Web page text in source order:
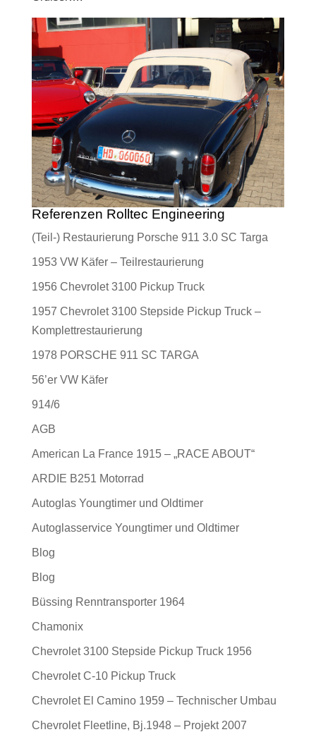
Referenzen Rolltec Engineering
(Teil-) Restaurierung Porsche 911 3.0 SC Targa
1953 VW Käfer – Teilrestaurierung
1956 Chevrolet 3100 Pickup Truck
1957 Chevrolet 3100 Stepside Pickup Truck –
Komplettrestaurierung
1978 PORSCHE 911 SC TARGA
56’er VW Käfer
914/6
AGB
American La France 1915 – „RACE ABOUT“
ARDIE B251 Motorrad
Autoglas Youngtimer und Oldtimer
Autoglasservice Youngtimer und Oldtimer
Blog
Blog
Büssing Renntransporter 1964
Chamonix
Chevrolet 3100 Stepside Pickup Truck 1956
Chevrolet C-10 Pickup Truck
Chevrolet El Camino 1959 – Technischer Umbau
Chevrolet Fleetline, Bj.1948 – Projekt 2007